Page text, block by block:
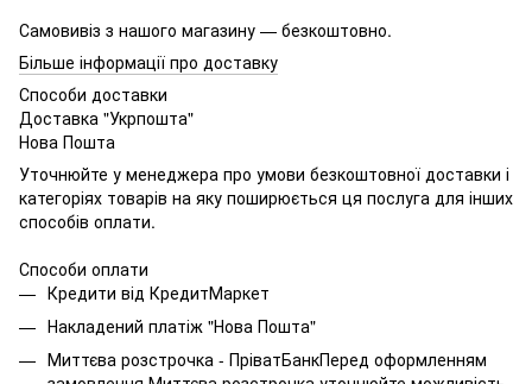
Самовивіз з нашого магазину — безкоштовно.
Більше інформації про доставку
Способи доставки
Доставка "Укрпошта"
Нова Пошта
Уточнюйте у менеджера про умови безкоштовної доставки і
категоріях товарів на яку поширюється ця послуга для інших
способів оплати.
Способи оплати
Кредити від КредитМаркет
Накладений платіж "Нова Пошта"
Миттєва розстрочка - ПріватБанкПеред оформленням